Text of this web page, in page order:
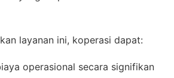
layanan ini, koperasi dapat:
operasional secara signifikan